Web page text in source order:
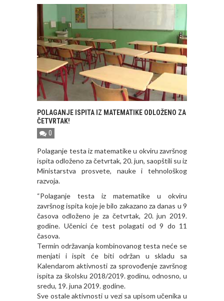
POLAGANJE ISPITA IZ MATEMATIKE ODLOŽENO ZA
ČETVRTAK!
0
Polaganje testa iz matematike u okviru završnog
ispita odloženo za četvrtak, 20. jun, saopštili su iz
Ministarstva prosvete, nauke i tehnološkog
razvoja.
“Polaganje testa iz matematike u okviru
završnog ispita koje je bilo zakazano za danas u 9
časova odloženo je za četvrtak, 20. jun 2019.
godine. Učenici će test polagati od 9 do 11
časova.
Termin održavanja kombinovanog testa neće se
menjati i ispit će biti održan u skladu sa
Kalendarom aktivnosti za sprovođenje završnog
ispita za školsku 2018/2019. godinu, odnosno, u
sredu, 19. juna 2019. godine.
Sve ostale aktivnosti u vezi sa upisom učenika u